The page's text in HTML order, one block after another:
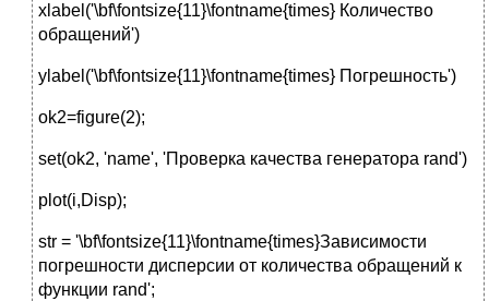
xlabel('\bf\fontsize{11}\fontname{times} Количество
обращений')
ylabel('\bf\fontsize{11}\fontname{times} Погрешность')
ok2=figure(2);
set(ok2, 'name', 'Проверка качества генератора rand')
plot(i,Disp);
str = '\bf\fontsize{11}\fontname{times}Зависимости
погрешности дисперсии от количества обращений к
функции rand';